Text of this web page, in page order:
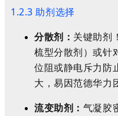
1.2.3 助剂选择
分散剂： 关键助剂
梳型分散剂）或针
位阻或静电斥力防
大，易因范德华力
流变助剂： 气凝胶